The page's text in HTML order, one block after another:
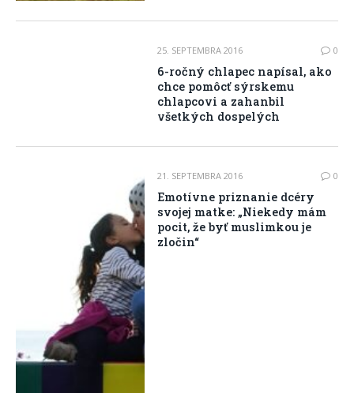
25. SEPTEMBRA 2016 0
6-ročný chlapec napísal, ako
chce pomôcť sýrskemu
chlapcovi a zahanbil
všetkých dospelých
21. SEPTEMBRA 2016 0
Emotívne priznanie dcéry
svojej matke: „Niekedy mám
pocit, že byť muslimkou je
zločin“